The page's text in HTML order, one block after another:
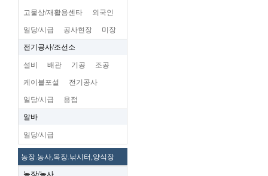
고물상/재활용센타 외국인
일당/시급 공사현장 미장
전기공사/조선소
설비 배관 기공 조공
케이블포설 전기공사
일당/시급 용접
알바
일당/시급
농장.농사,목장.낚시터,양식장
농장/농사